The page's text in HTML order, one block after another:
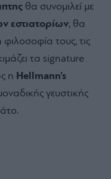
θα συνομιλεί με
εστιατορίων, θα
φιλοσοφία τους, τις
τα signature
η Hellmann’s
γευστικής